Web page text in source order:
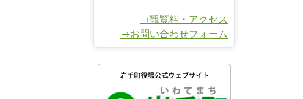
→観覧料・アクセス
→お問い合わせフォーム